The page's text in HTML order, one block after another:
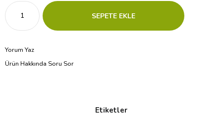
Yorum Yaz
Ürün Hakkında Soru Sor
Etiketler